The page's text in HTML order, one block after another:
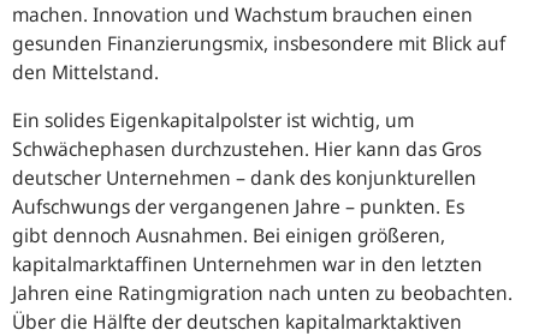
machen. Innovation und Wachstum brauchen einen
gesunden Finanzierungsmix, insbesondere mit Blick auf
den Mittelstand.
Ein solides Eigenkapitalpolster ist wichtig, um
Schwächephasen durchzustehen. Hier kann das Gros
deutscher Unternehmen – dank des konjunkturellen
Aufschwungs der vergangenen Jahre – punkten. Es
gibt dennoch Ausnahmen. Bei einigen größeren,
kapitalmarktaffinen Unternehmen war in den letzten
Jahren eine Ratingmigration nach unten zu beobachten.
Über die Hälfte der deutschen kapitalmarktaktiven